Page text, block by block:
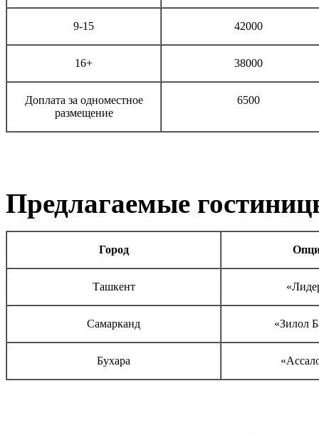
9-15 42000
16+ 38000
Доплата за одноместное
размещение
6500
Предлагаемые
Город
Ташкент
Самарканд «Зилол
Бухара